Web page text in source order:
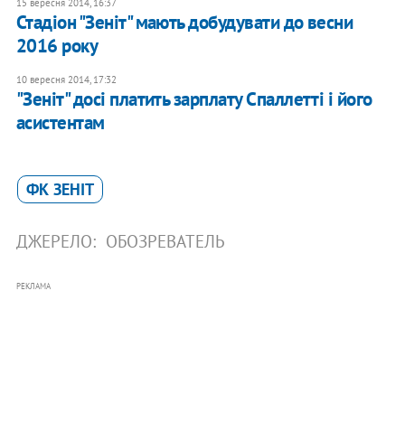
Стадіон "Зеніт" мають добудувати до весни
2016 року
10 вересня 2014, 17:32
"Зеніт" досі платить зарплату Спаллетті і його
асистентам
ФК ЗЕНІТ
ДЖЕРЕЛО: ОБОЗРЕВАТЕЛЬ
РЕКЛАМА